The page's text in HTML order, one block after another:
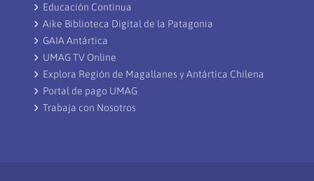
Educación Continua
Aike Biblioteca Digital de la Patagonia
GAIA Antártica
UMAG TV Online
Explora Región de Magallanes y Antártica Chilena
Portal de pago UMAG
Trabaja con Nosotros